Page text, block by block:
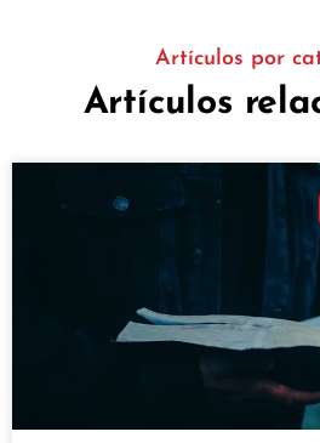
Artículos por
Artículos